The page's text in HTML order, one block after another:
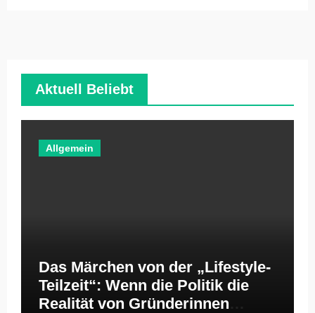
Aktuell Beliebt
Allgemein
Das Märchen von der „Lifestyle-
Teilzeit“: Wenn die Politik die
Realität von Gründerinnen